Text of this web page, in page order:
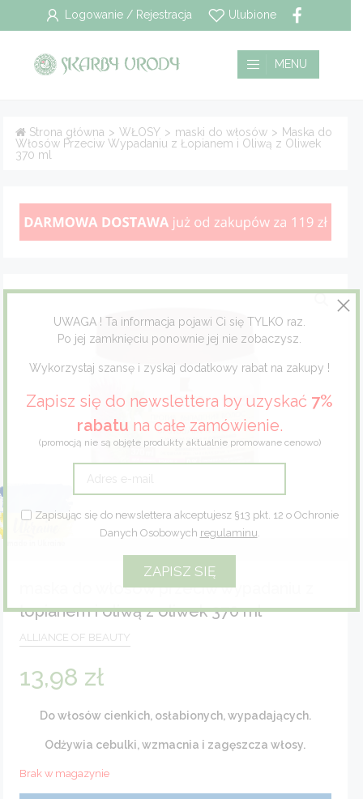
Logowanie / Rejestracja Ulubione
MENU
Strona główna > WŁOSY > maski do włosów > Maska do
Włosów Przeciw Wypadaniu z Łopianem i Oliwą z Oliwek
370 ml
maska do włosów przeciw wypadaniu z
łopianem i oliwą z oliwek 370 ml
ALLIANCE OF BEAUTY
13,98 zł
Do włosów cienkich, osłabionych, wypadających.
Odżywia cebulki, wzmacnia i zagęszcza włosy.
Brak w magazynie
UWAGA ! Ta informacja pojawi Ci się TYLKO raz.
Po jej zamknięciu ponownie jej nie zobaczysz.
Wykorzystaj szansę i zyskaj dodatkowy rabat na zakupy !
Zapisz się do newslettera by uzyskać 7%
rabatu na całe zamówienie.
(promocją nie są objęte produkty aktualnie promowane cenowo)
Zapisując się do newslettera akceptujesz §13 pkt. 12 o Ochronie
Danych Osobowych regulaminu
Wszystkie
Pielęgnacja twarzy
Pielęgnacja stóp
Zioła
Zestawy prezentowe
Płatność i dostawa
Regulamin